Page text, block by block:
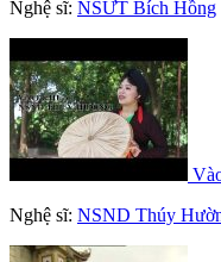
Nghệ sĩ: NSƯT Bích Hồng
Nghệ sĩ: NSND Thúy